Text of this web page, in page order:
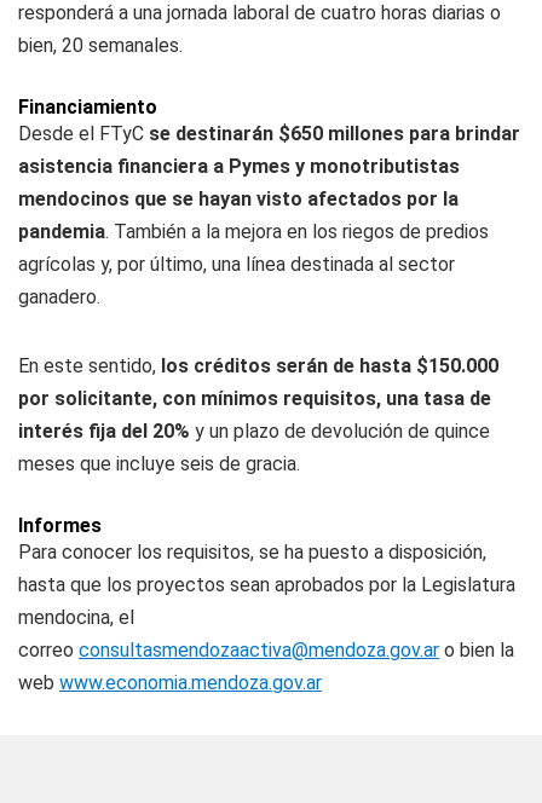
responderá a una jornada laboral de cuatro horas diarias o
bien, 20 semanales.
Financiamiento
Desde el FTyC se destinarán $650 millones para brindar
asistencia financiera a Pymes y monotributistas
mendocinos que se hayan visto afectados por la
pandemia. También a la mejora en los riegos de predios
agrícolas y, por último, una línea destinada al sector
ganadero.
En este sentido, los créditos serán de hasta $150.000
por solicitante, con mínimos requisitos, una tasa de
interés fija del 20% y un plazo de devolución de quince
meses que incluye seis de gracia.
Informes
Para conocer los requisitos, se ha puesto a disposición,
hasta que los proyectos sean aprobados por la Legislatura
mendocina, el
correo consultasmendozaactiva@mendoza.gov.ar o bien la
web www.economia.mendoza.gov.ar